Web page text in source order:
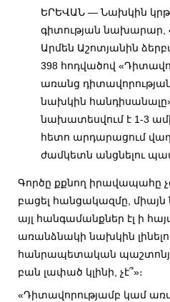
ԵՐԵՎԱՆ — Նախկին
գիտության
Արմեն Աշոտյանին
398 հոդվածով
առանց
նախկին
նախատեսվում է 1-3
հետո արդարացում
ժամկետն անցնելու
Գործը քքնող իրավապահը
բացել հանցակազմը, միայն
այլ հանգամանքներ էլ ի
առանձնակի նախկին
հանրապետական
բան լափած կլինի, չէ՞»։
«Դիտավորությամբ կամ